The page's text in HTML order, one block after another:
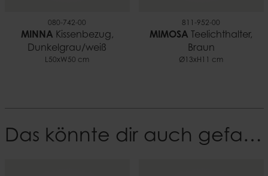
080-742-00
MINNA Kissenbezug,
Dunkelgrau/weiß
L50xW50 cm
811-952-00
MIMOSA Teelichthalter,
Braun
Ø13xH11 cm
Das könnte dir auch gefallen